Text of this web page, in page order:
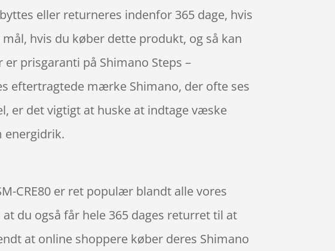
eller returneres indenfor 365 dage, hvis
hvis du køber dette produkt, og så kan
prisgaranti på Shimano Steps –
eftertragtede mærke Shimano, der ofte ses
er det vigtigt at huske at indtage væske
energidrik.
CRE80 er ret populær blandt alle vores
du også får hele 365 dages returret til at
at online shoppere køber deres Shimano